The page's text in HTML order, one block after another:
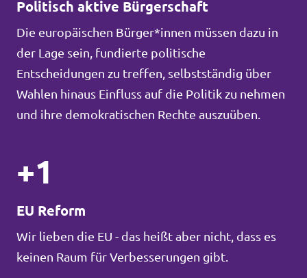
Politisch aktive Bürgerschaft
Die europäischen Bürger*innen müssen dazu in
der Lage sein, fundierte politische
Entscheidungen zu treffen, selbstständig über
Wahlen hinaus Einfluss auf die Politik zu nehmen
und ihre demokratischen Rechte auszuüben.
+1
EU Reform
Wir lieben die EU - das heißt aber nicht, dass es
keinen Raum für Verbesserungen gibt.